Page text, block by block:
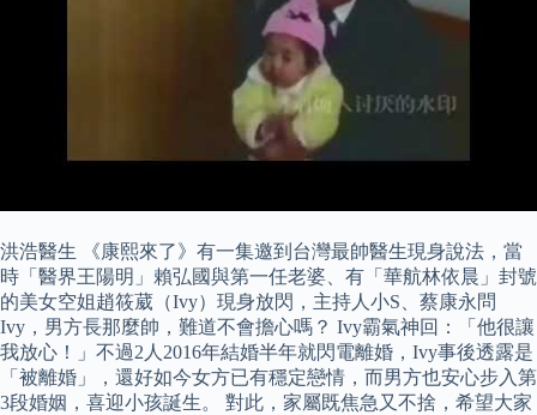
洪浩醫生 《康熙來了》有一集邀到台灣最帥醫生現身說法，當
時「醫界王陽明」賴弘國與第一任老婆、有「華航林依晨」封號
的美女空姐趙筱葳（Ivy）現身放閃，主持人小S、蔡康永問
Ivy，男方長那麼帥，難道不會擔心嗎？ Ivy霸氣神回：「他很讓
我放心！」不過2人2016年結婚半年就閃電離婚，Ivy事後透露是
「被離婚」，還好如今女方已有穩定戀情，而男方也安心步入第
3段婚姻，喜迎小孩誕生。 對此，家屬既焦急又不捨，希望大家